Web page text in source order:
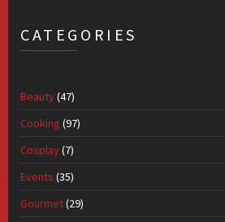
CATEGORIES
Beauty(47)
Cooking (97)
Cosplay(7)
Events (35)
Gourmet(29)